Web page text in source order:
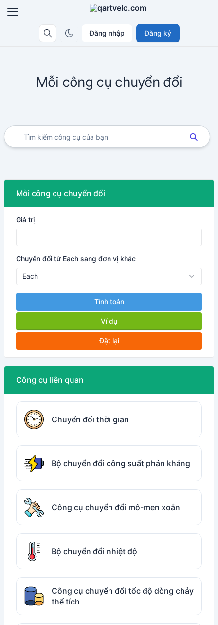
Đăng nhập Đăng ký
Mỗi công cụ chuyển đổi
Mỗi công cụ chuyển đổi
Giá trị
Chuyển đổi từ Each sang đơn vị khác
Tính toán
Ví dụ
Đặt lại
Công cụ liên quan
Chuyển đổi thời gian
Bộ chuyển đổi công suất phản kháng
Công cụ chuyển đổi mô-men xoắn
Bộ chuyển đổi nhiệt độ
Công cụ chuyển đổi tốc độ dòng chảy
thể tích